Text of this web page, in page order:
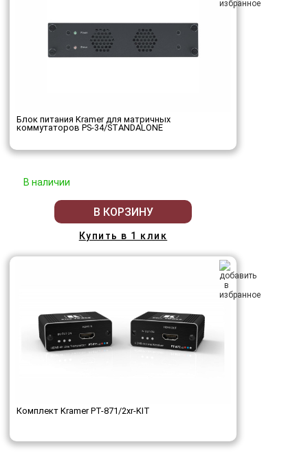
Блок питания Kramer для матричных
коммутаторов PS-34/STANDALONE
В наличии
В КОРЗИНУ
Купить в 1 клик
Комплект Kramer PT-871/2xr-KIT